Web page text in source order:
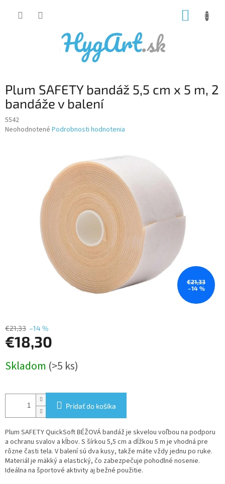
Plum SAFETY bandáž 5,5 cm x 5 m, 2
bandáže v balení
5542
Priemerné
Neohodnotené Podrobnosti hodnotenia
€21,33
–14 %
€21,33 –14 %
€18,30
cena:
Skladom (>5 ks)
Pridať do košíka
Plum SAFETY QuickSoft BÉŽOVÁ bandáž je skvelou voľbou na podporu
a ochranu svalov a kĺbov. S šírkou 5,5 cm a dĺžkou 5 m je vhodná pre
rôzne časti tela. V balení sú dva kusy, takže máte vždy jednu po ruke.
Materiál je mäkký a elastický, čo zabezpečuje pohodlné nosenie.
Ideálna na športové aktivity aj bežné použitie.